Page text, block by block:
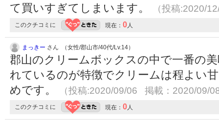
て買いすぎてしまいます。
（投稿:2020/
このクチコミに 現在： 0人
まっきー さん （女性/郡山市/40代/Lv.14）
郡山のクリームボックスの中で一番の
れているのが特徴でクリームは程よい
めです。
（投稿:2020/09/06 掲載：2020/09/
このクチコミに 現在： 0人